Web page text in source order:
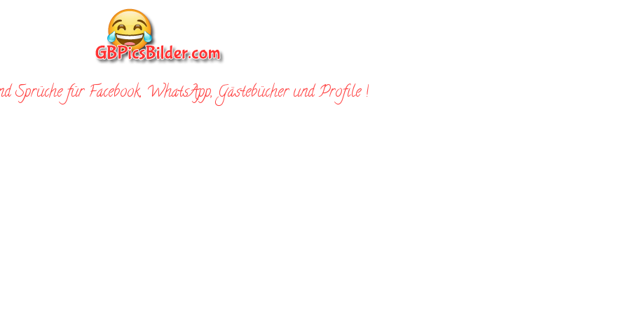
Sprüche für Facebook, WhatsApp, Gästebücher und Profile !